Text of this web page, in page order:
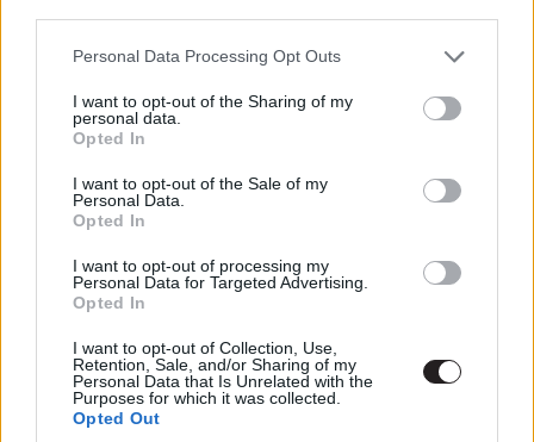
Please note that this website/app uses one or more Google
not limited to your visit or usage behaviour. You may click to
grant or deny consent to Google and its third-party tags to
use your data for below specified purposes in below Google
consent section.
Personal Data Processing Opt Outs
I want to opt-out of the Sharing of my
personal data.
Opted In
I want to opt-out of the Sale of my
Personal Data.
Opted In
I want to opt-out of processing my
Personal Data for Targeted Advertising.
Opted In
I want to opt-out of Collection, Use,
Retention, Sale, and/or Sharing of my
Personal Data that Is Unrelated with the
Purposes for which it was collected.
Opted Out
kapcsolatban gondolkodni, de végül nem került
bele a végső verzióba.
Ti sajnáltátok, hogy a színésznő ezúttal kimaradt az
Enterprise kalandjaiból? Esetleg egy későbbi romantikus